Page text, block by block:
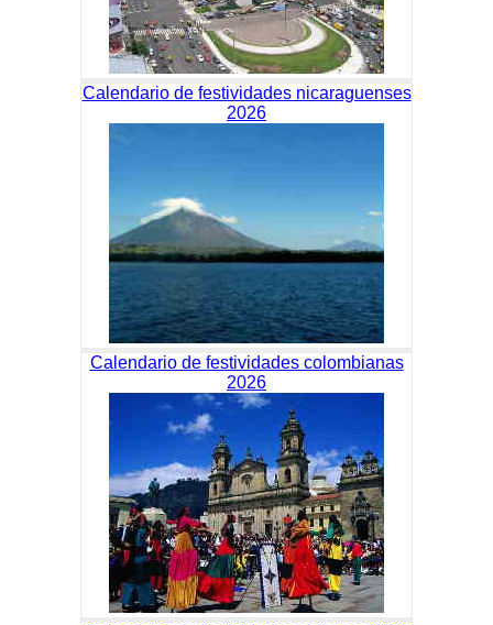
Calendario de festividades nicaraguenses
2026
Calendario de festividades colombianas
2026